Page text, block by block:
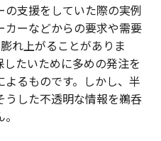
の支援をしていた際の実例
ーなどからの要求や需要
れ上がることがありま
たいために多めの発注を
るものです。しかし、半
した不透明な情報を鵜呑